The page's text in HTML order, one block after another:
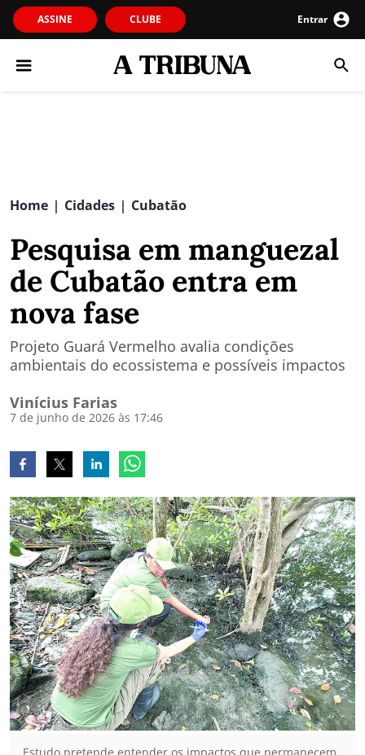
ASSINE CLUBE Entrar
Home | Cidades | Cubatão
Pesquisa em manguezal
de Cubatão entra em
nova fase
Projeto Guará Vermelho avalia condições
ambientais do ecossistema e possíveis impactos
Vinícius Farias
7 de junho de 2026 às 17:46